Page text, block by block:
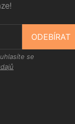
ODEBÍRAT
se